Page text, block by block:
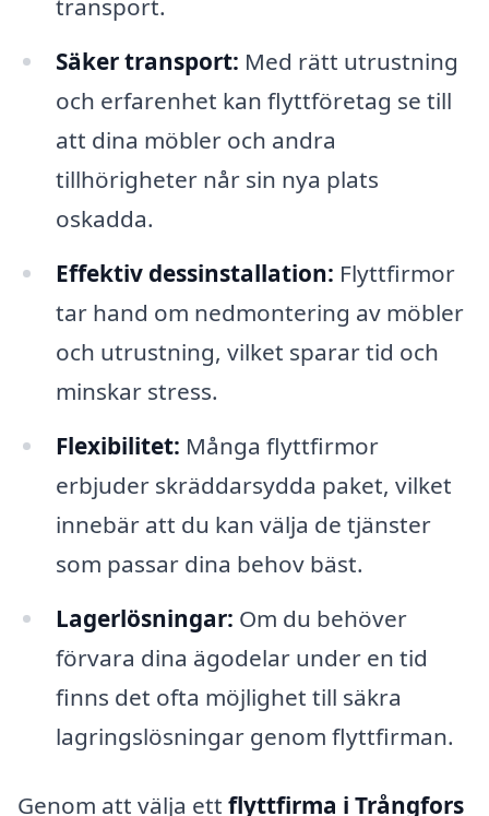
transport.
Säker transport: Med rätt utrustning
och erfarenhet kan flyttföretag se till
att dina möbler och andra
tillhörigheter når sin nya plats
oskadda.
Effektiv dessinstallation: Flyttfirmor
tar hand om nedmontering av möbler
och utrustning, vilket sparar tid och
minskar stress.
Flexibilitet: Många flyttfirmor
erbjuder skräddarsydda paket, vilket
innebär att du kan välja de tjänster
som passar dina behov bäst.
Lagerlösningar: Om du behöver
förvara dina ägodelar under en tid
finns det ofta möjlighet till säkra
lagringslösningar genom flyttfirman.
Genom att välja ett flyttfirma i Trångfors